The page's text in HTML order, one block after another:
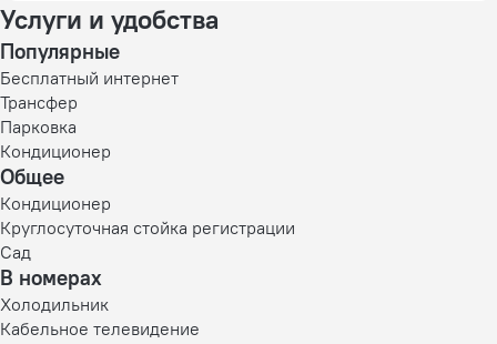
Услуги и удобства
Популярные
Бесплатный интернет
Трансфер
Парковка
Кондиционер
Общее
Кондиционер
Круглосуточная стойка регистрации
Сад
В номерах
Холодильник
Кабельное телевидение